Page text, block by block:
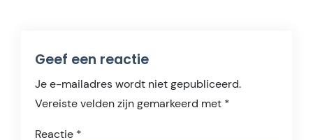
Geef een reactie
Je e-mailadres wordt niet gepubliceerd.
Vereiste velden zijn gemarkeerd met *
Reactie *